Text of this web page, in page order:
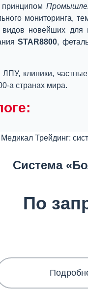
принципом
мониторинга,
новейших для
STAR8800,
клиники,
а странах мира.
Система
По